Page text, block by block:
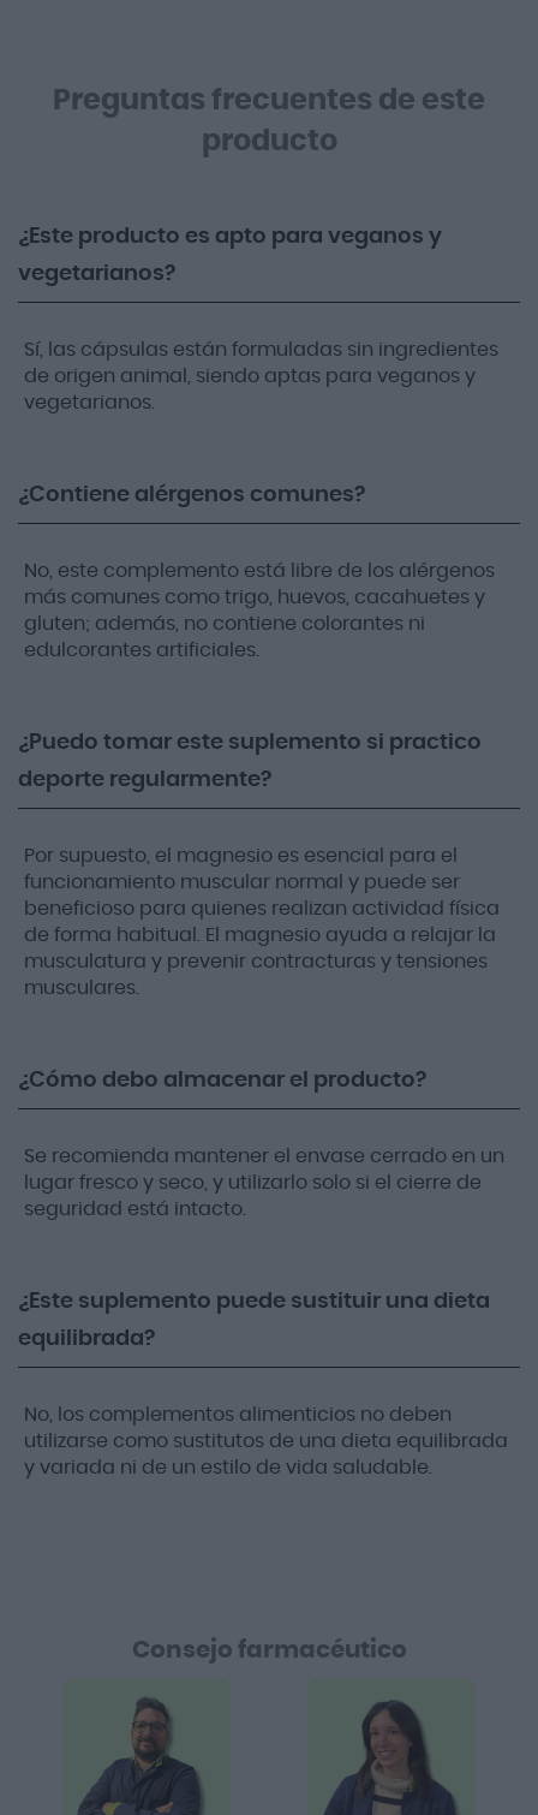
Preguntas frecuentes de este
producto
¿Este producto es apto para veganos y
vegetarianos?
Sí, las cápsulas están formuladas sin ingredientes
de origen animal, siendo aptas para veganos y
vegetarianos.
¿Contiene alérgenos comunes?
No, este complemento está libre de los alérgenos
más comunes como trigo, huevos, cacahuetes y
gluten; además, no contiene colorantes ni
edulcorantes artificiales.
¿Puedo tomar este suplemento si practico
deporte regularmente?
Por supuesto, el magnesio es esencial para el
funcionamiento muscular normal y puede ser
beneficioso para quienes realizan actividad física
de forma habitual. El magnesio ayuda a relajar la
musculatura y prevenir contracturas y tensiones
musculares.
¿Cómo debo almacenar el producto?
Se recomienda mantener el envase cerrado en un
lugar fresco y seco, y utilizarlo solo si el cierre de
seguridad está intacto.
¿Este suplemento puede sustituir una dieta
equilibrada?
No, los complementos alimenticios no deben
utilizarse como sustitutos de una dieta equilibrada
y variada ni de un estilo de vida saludable.
Consejo farmacéutico